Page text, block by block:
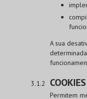
A sua
Permitem